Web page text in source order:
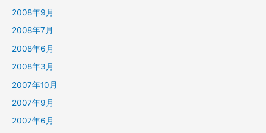
2008年9月
2008年7月
2008年6月
2008年3月
2007年10月
2007年9月
2007年6月